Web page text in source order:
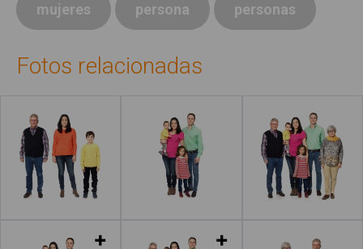
mujeres persona personas
Fotos relacionadas